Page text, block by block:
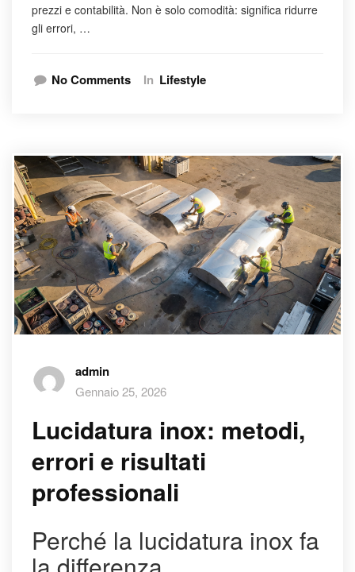
prezzi e contabilità. Non è solo comodità: significa ridurre
gli errori, …
No Comments In Lifestyle
admin
Gennaio 25, 2026
Lucidatura inox: metodi,
errori e risultati
professionali
Perché la lucidatura inox fa